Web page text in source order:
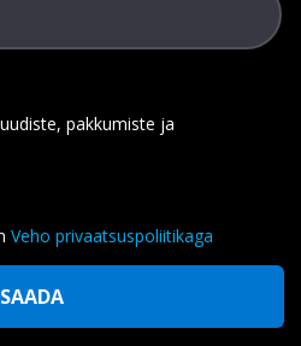
pakkumiste ja
Veho privaatsuspoliitikaga
SAADA